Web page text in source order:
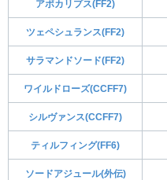
アポカリプス(FF2)
ツェペシュランス(FF2)
サラマンドソード(FF2)
ワイルドローズ(CCFF7)
シルヴァンス(CCFF7)
ティルフィング(FF6)
ソードアジュール(外伝)